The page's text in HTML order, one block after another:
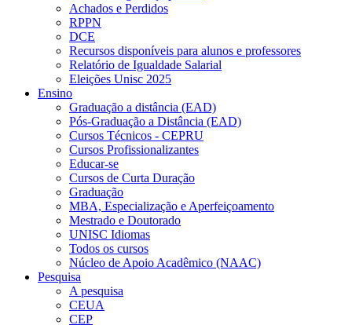
Achados e Perdidos
RPPN
DCE
Recursos disponíveis para alunos e professores
Relatório de Igualdade Salarial
Eleições Unisc 2025
Ensino
Graduação a distância (EAD)
Pós-Graduação a Distância (EAD)
Cursos Técnicos - CEPRU
Cursos Profissionalizantes
Educar-se
Cursos de Curta Duração
Graduação
MBA, Especialização e Aperfeiçoamento
Mestrado e Doutorado
UNISC Idiomas
Todos os cursos
Núcleo de Apoio Acadêmico (NAAC)
Pesquisa
A pesquisa
CEUA
CEP